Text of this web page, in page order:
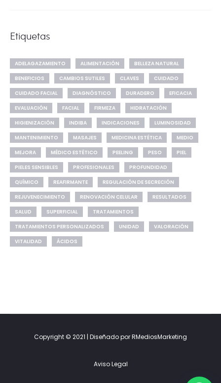
Etiquetas
ADELAGAZAMIENTO ALIMENTACIÓN
BELLEZA NATURAL
BENEFICIOS
CAMBIOS SUTILES CLAVES
CUIDADO
CUIDADO FACIAL
DIAGNÓSTICO DURADERO
EFICACIA
EVALUACIÓN
FACIAL FIRMEZA
HIDRATACIÓN
HIGIENIZACIÓN
INDIBA INDICACIONES
LUMINOSIDAD
MANTENIMIENTO
MASAJES MEDICINA ESTÉTICA
MEDIO
MEJORA
MÉDICO ESTÉTICO PEELING PESO
PIEL
PIELES SENSIBLES
PROFESIONALES
PROFUNDIDAD
QUÍMICO
REAFIRMANTE
REGULACIÓN DE SECRECIÓN
REJUVENECIMIENTO
RENOVACIÓN CELULAR
RESULTADOS
SALUD
SUPERFICIAL
TRATAMIENTOS
TRATAMIENTOS PERSONALIZADOS
UNIDAD
VALORACIÓN
VITALIDAD
ÁCIDOS
Copyright © 2021 | Diseñado por RMediosMarketing
Aviso Legal